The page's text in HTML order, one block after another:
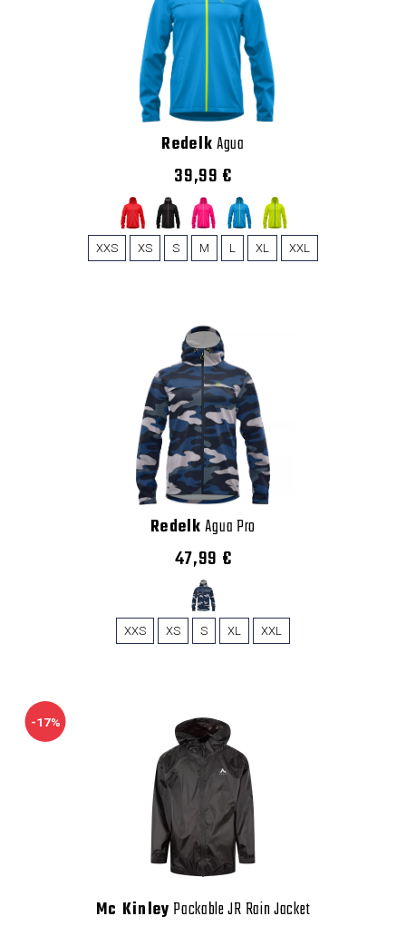
RedelkAgua
39,99 €
XXS XS S M L XL XXL
RedelkAgua Pro
47,99 €
XXS XS S XL XXL
-17%
Mc Kinley Packable JR Rain Jacket